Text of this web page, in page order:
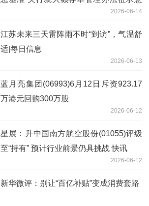
2026-06-14
江苏未来三天雷阵雨不时“到访”，气温舒
适|每日信息
2026-06-13
蓝月亮集团(06993)6月12日斥资923.17
万港元回购300万股
2026-06-12
星展：升中国南方航空股份(01055)评级
至“持有” 预计行业前景仍具挑战 快讯
2026-06-12
新华微评：别让“百亿补贴”变成消费套路